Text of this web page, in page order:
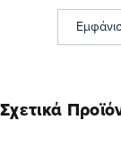
Σχετικά